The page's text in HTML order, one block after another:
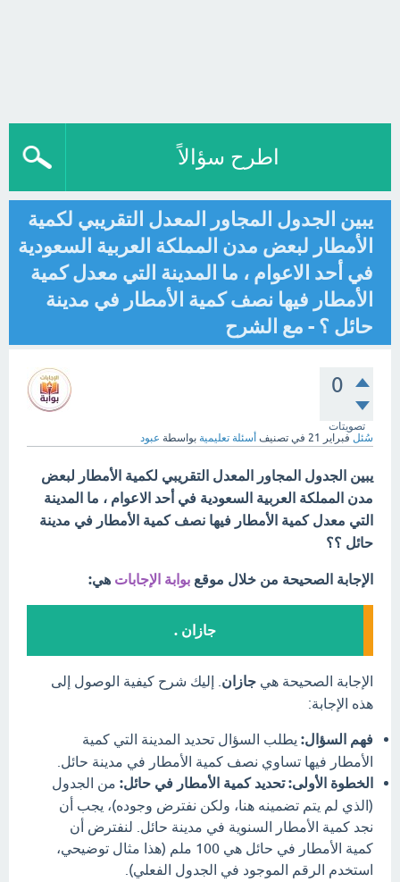
اطرح سؤالاً
يبين الجدول المجاور المعدل التقريبي لكمية
الأمطار لبعض مدن المملكة العربية السعودية
في أحد الاعوام ، ما المدينة التي معدل كمية
الأمطار فيها نصف كمية الأمطار في مدينة
حائل ؟ - مع الشرح
0
تصويتات
سُئل فبراير 21 في تصنيف أسئلة تعليمية بواسطة عبود
يبين الجدول المجاور المعدل التقريبي لكمية الأمطار لبعض
مدن المملكة العربية السعودية في أحد الاعوام ، ما المدينة
التي معدل كمية الأمطار فيها نصف كمية الأمطار في مدينة
حائل ؟؟
الإجابة الصحيحة من خلال موقع بوابة الإجابات هي:
جازان .
الإجابة الصحيحة هي جازان . إليك شرح كيفية الوصول إلى
هذه الإجابة:
فهم السؤال: يطلب السؤال تحديد المدينة التي كمية
الأمطار فيها تساوي نصف كمية الأمطار في مدينة حائل.
الخطوة الأولى: تحديد كمية الأمطار في حائل: من الجدول
(الذي لم يتم تضمينه هنا، ولكن نفترض وجوده)، يجب أن
نجد كمية الأمطار السنوية في مدينة حائل. لنفترض أن
كمية الأمطار في حائل هي 100 ملم (هذا مثال توضيحي،
استخدم الرقم الموجود في الجدول الفعلي).